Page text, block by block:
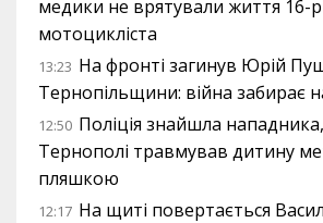
медики не врятували життя 16-
мотоцикліста
13:23 На фронті загинув Юрій
Тернопільщини: війна забирає
12:50 Поліція знайшла
Тернополі травмував дитину
пляшкою
12:17 На щиті повертається